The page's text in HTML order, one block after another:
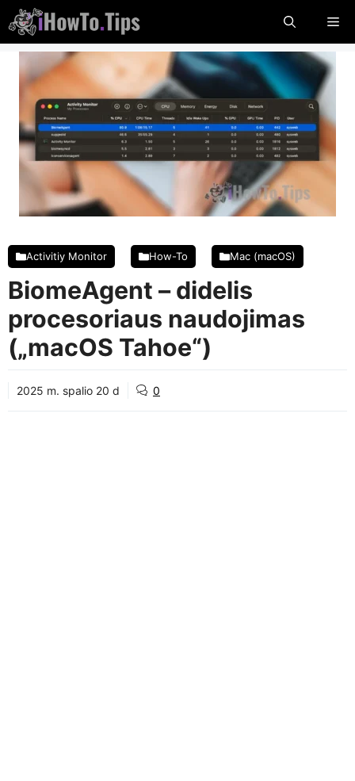
Pereikite
prie
turinio
Activitiy Monitor How-To Mac (macOS)
BiomeAgent – ​​didelis
procesoriaus naudojimas
(„macOS Tahoe“)
2025 m. spalio 20 d 0